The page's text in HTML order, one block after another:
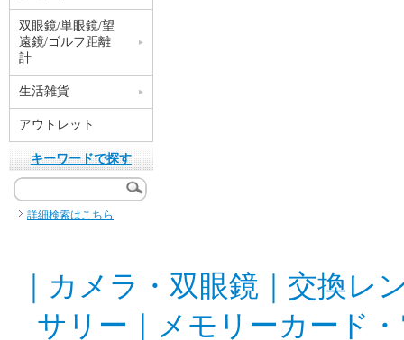
双眼鏡/単眼鏡/望
遠鏡/ゴルフ距離
計
生活雑貨
アウトレット
キーワードで探す
詳細検索はこちら
カメラ・双眼鏡
交換レ
サリー
メモリーカード